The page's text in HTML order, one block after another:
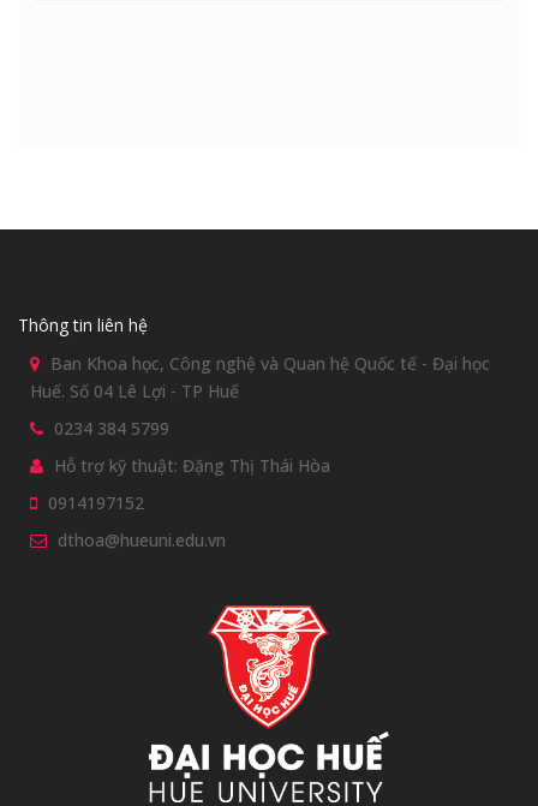
Thông tin liên hệ
Ban Khoa học, Công nghệ và Quan hệ Quốc tế - Đại học
Huế. Số 04 Lê Lợi - TP Huế
0234 384 5799
Hỗ trợ kỹ thuật: Đặng Thị Thái Hòa
0914197152
dthoa@hueuni.edu.vn